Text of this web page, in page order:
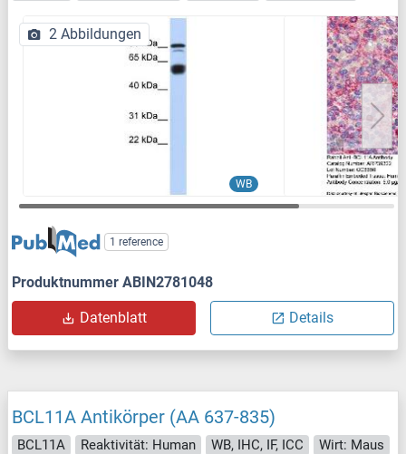
WB
2 Abbildungen
1 reference
Produktnummer ABIN2781048
Datenblatt Details
BCL11A Antikörper (AA 637-835)
BCL11A Reaktivität: Human WB, IHC, IF, ICC
Wirt: Maus